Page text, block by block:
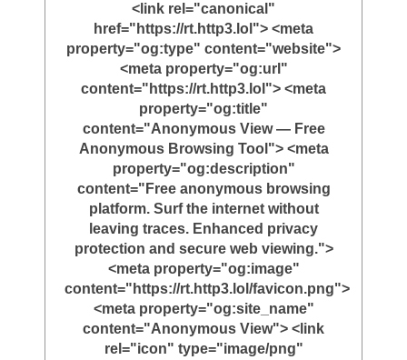
<link rel="canonical"
href="https://rt.http3.lol"> <meta
property="og:type" content="website">
<meta property="og:url"
content="https://rt.http3.lol"> <meta
property="og:title"
content="Anonymous View — Free
Anonymous Browsing Tool"> <meta
property="og:description"
content="Free anonymous browsing
platform. Surf the internet without
leaving traces. Enhanced privacy
protection and secure web viewing.">
<meta property="og:image"
content="https://rt.http3.lol/favicon.png">
<meta property="og:site_name"
content="Anonymous View"> <link
rel="icon" type="image/png"